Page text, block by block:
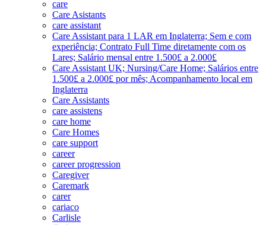
care
Care Asistants
care assistant
Care Assistant para 1 LAR em Inglaterra; Sem e com
experiência; Contrato Full Time diretamente com os
Lares; Salário mensal entre 1.500£ a 2.000£
Care Assistant UK; Nursing/Care Home; Salários entre
1.500£ a 2.000£ por mês; Acompanhamento local em
Inglaterra
Care Assistants
care assistens
care home
Care Homes
care support
career
career progression
Caregiver
Caremark
carer
cariaco
Carlisle